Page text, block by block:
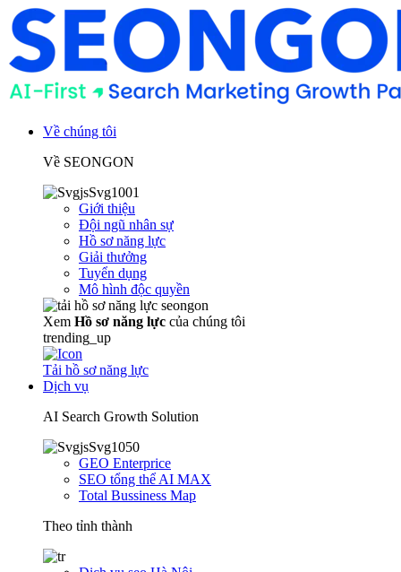
Về chúng tôi
Về SEONGON
Giới thiệu
Đội ngũ nhân sự
Hồ sơ năng lực
Giải thưởng
Tuyển dụng
Mô hình độc quyền
Xem Hồ sơ năng lực của chúng tôi
trending_up
Tải hồ sơ năng lực
Dịch vụ
AI Search Growth Solution
GEO Enterprice
SEO tổng thể AI MAX
Total Bussiness Map
Theo tỉnh thành